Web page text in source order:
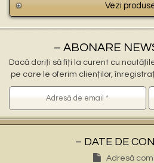
Vezi
– ABONARE
Dacă doriți să fiți la curent cu
pe care le oferim clienților,
– DATE DE
Adresă